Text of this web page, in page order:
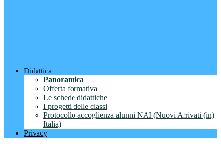
Didattica
Panoramica
Offerta formativa
Le schede didattiche
I progetti delle classi
Protocollo accoglienza alunni NAI (Nuovi Arrivati (in)
Italia)
Privacy